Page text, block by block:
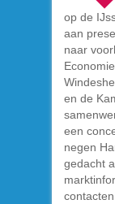
op de
aan
naar
en de
een
negen
gedacht